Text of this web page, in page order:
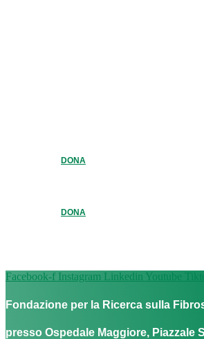
DONA
DONA
Facebook-f Instagram Linkedin Youtube
Fondazione per la Ricerca sulla
presso Ospedale Maggiore, Piazzale